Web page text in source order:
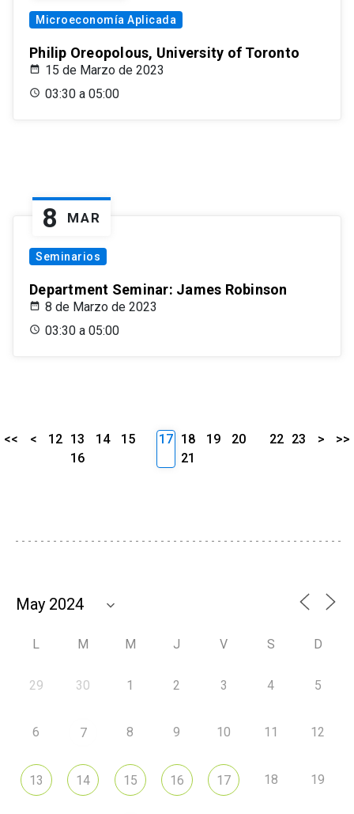
Microeconomía Aplicada
Philip Oreopolous, University of Toronto
15 de Marzo de 2023
03:30 a 05:00
8 MAR
Seminarios
Department Seminar: James Robinson
8 de Marzo de 2023
03:30 a 05:00
<< < 12 13 14
15
16
17 18 19
20
21
22 23 > >>
L M M J V S D
29 30 1 2 3 4 5
6 7 8 9 10 11 12
13 14 15 16 17 18 19